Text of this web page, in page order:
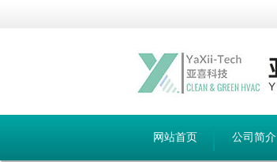
网站首页 公司简介